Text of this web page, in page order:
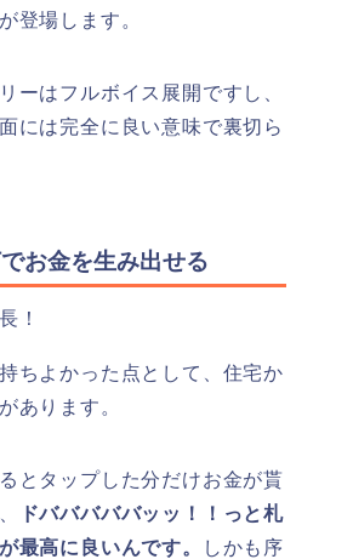
登場します。
ーはフルボイス展開ですし、
には完全に良い意味で裏切ら
お金を生み出せる
ちよかった点として、住宅か
あります。
とタップした分だけお金が貰
ドバババババッッ！！っと札
最高に良いんです。
しかも序